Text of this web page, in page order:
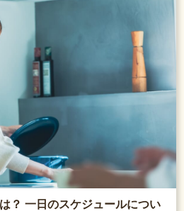
？ 一日のスケジュールについ